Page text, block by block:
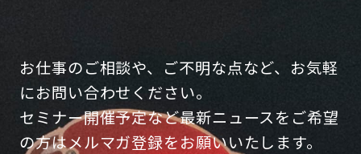
お仕事のご相談や、ご不明な点など、お気軽
にお問い合わせください。
セミナー開催予定など最新ニュースをご希望
の方はメルマガ登録をお願いいたします。